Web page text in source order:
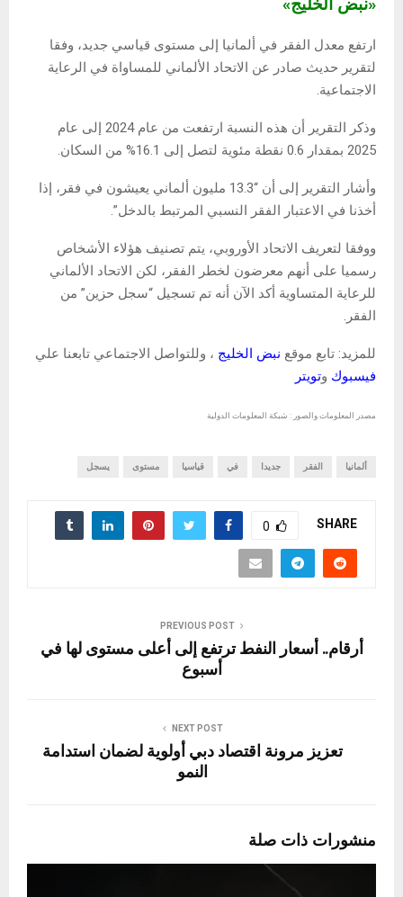
«نبض الخليج»
ارتفع معدل الفقر في ألمانيا إلى مستوى قياسي جديد، وفقا
لتقرير حديث صادر عن الاتحاد الألماني للمساواة في الرعاية
الاجتماعية.
وذكر التقرير أن هذه النسبة ارتفعت من عام 2024 إلى عام
2025 بمقدار 0.6 نقطة مئوية لتصل إلى 16.1% من السكان.
وأشار التقرير إلى أن “13.3 مليون ألماني يعيشون في فقر، إذا
أخذنا في الاعتبار الفقر النسبي المرتبط بالدخل”.
ووفقا لتعريف الاتحاد الأوروبي، يتم تصنيف هؤلاء الأشخاص
رسميا على أنهم معرضون لخطر الفقر، لكن الاتحاد الألماني
للرعاية المتساوية أكد الآن أنه تم تسجيل “سجل حزين” من
الفقر.
للمزيد: تابع موقع نبض الخليج ، وللتواصل الاجتماعي تابعنا علي
فيسبوك وتويتر
مصدر المعلومات والصور : شبكة المعلومات الدولية
ألمانيا الفقر جديدا في قياسيا مستوى يسجل
SHARE
0
PREVIOUS POST
أرقام.. أسعار النفط ترتفع إلى أعلى مستوى لها في
أسبوع
NEXT POST
تعزيز مرونة اقتصاد دبي أولوية لضمان استدامة
النمو
منشورات ذات صلة